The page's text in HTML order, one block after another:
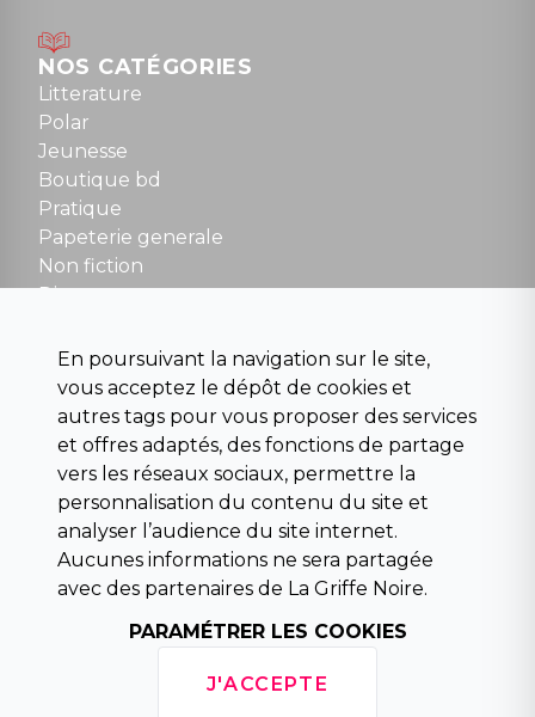
Mardi au samedi : 10h à 13h / 14h à 19h
Dimanche : 10h30 à 12h30
Tel : 01 48 89 13 88
NOUS CONTACTER
contact@la-griffe-noire.com
NOS CATÉGORIES
Litterature
Polar
Jeunesse
Boutique bd
Pratique
Papeterie generale
Non fiction
Divers
Beaux livres et art
Para scolaire
Histoire
Pochoteque
Pleiade
INFORMATIONS
Droit de rétractation
Conditions générales de vente
Horaires d'ouverture
En poursuivant la navigation sur le site,
vous acceptez le dépôt de cookies et
autres tags pour vous proposer des services
et offres adaptés, des fonctions de partage
vers les réseaux sociaux, permettre la
personnalisation du contenu du site et
analyser l’audience du site internet.
Aucunes informations ne sera partagée
avec des partenaires de La Griffe Noire.
PARAMÉTRER LES COOKIES
J'ACCEPTE